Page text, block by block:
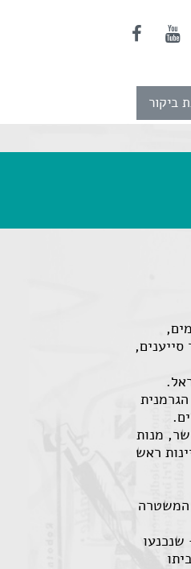
ביקור
קשר, מנות
ראש
המשטרה
שנכנעו
כשניסה לשוב לביתו